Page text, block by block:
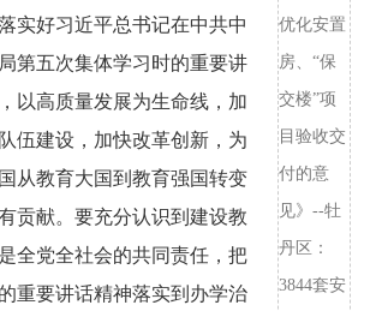
实好习近平总书记在中共中
第五次集体学习时的重要讲
以高质量发展为生命线，加
伍建设，加快改革创新，为
从教育大国到教育强国转变
贡献。要充分认识到建设教
全党全社会的共同责任，把
重要讲话精神落实到办学治
优化安置
房、“保
交楼”项
目验收交
付的意
见》--牡
丹区：
3844套安